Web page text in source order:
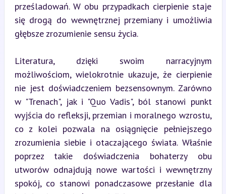
prześladowań. W obu przypadkach cierpienie staje
się drogą do wewnętrznej przemiany i umożliwia
głębsze zrozumienie sensu życia.
Literatura, dzięki swoim narracyjnym
możliwościom, wielokrotnie ukazuje, że cierpienie
nie jest doświadczeniem bezsensownym. Zarówno
w "Trenach", jak i "Quo Vadis", ból stanowi punkt
wyjścia do refleksji, przemian i moralnego wzrostu,
co z kolei pozwala na osiągnięcie pełniejszego
zrozumienia siebie i otaczającego świata. Właśnie
poprzez takie doświadczenia bohaterzy obu
utworów odnajdują nowe wartości i wewnętrzny
spokój, co stanowi ponadczasowe przesłanie dla